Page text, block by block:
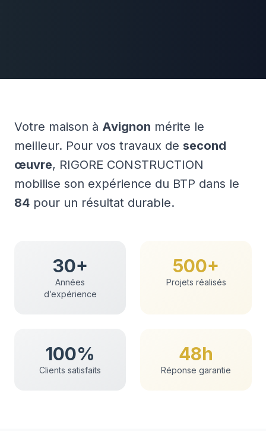
Votre maison à Avignon mérite le
meilleur. Pour vos travaux de second
œuvre, RIGORE CONSTRUCTION
mobilise son expérience du BTP dans le
84 pour un résultat durable.
30+
Années
d’expérience
500+
Projets réalisés
100%
Clients satisfaits
48h
Réponse garantie